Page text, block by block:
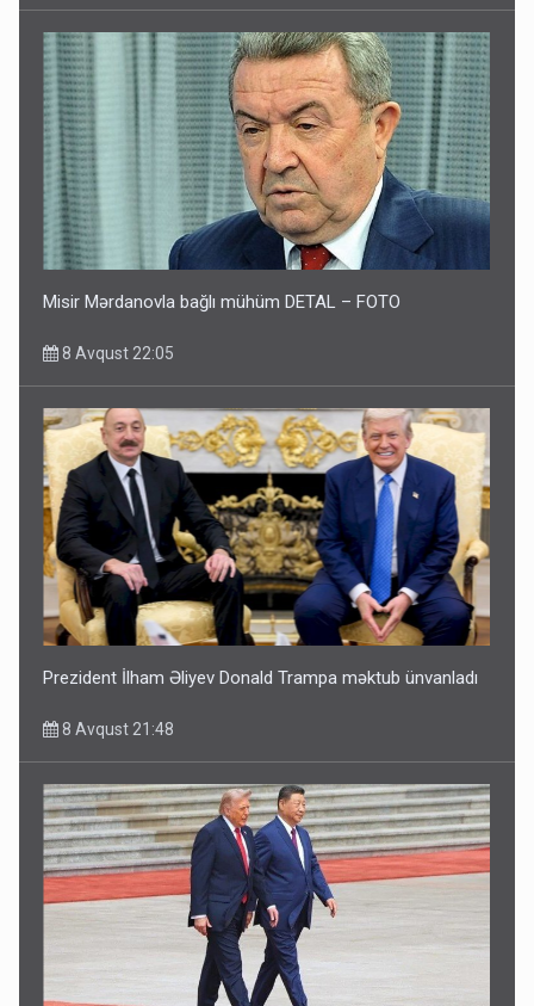
Misir Mərdanovla bağlı mühüm DETAL – FOTO
8 Avqust 22:05
Prezident İlham Əliyev Donald Trampa məktub ünvanladı
8 Avqust 21:48